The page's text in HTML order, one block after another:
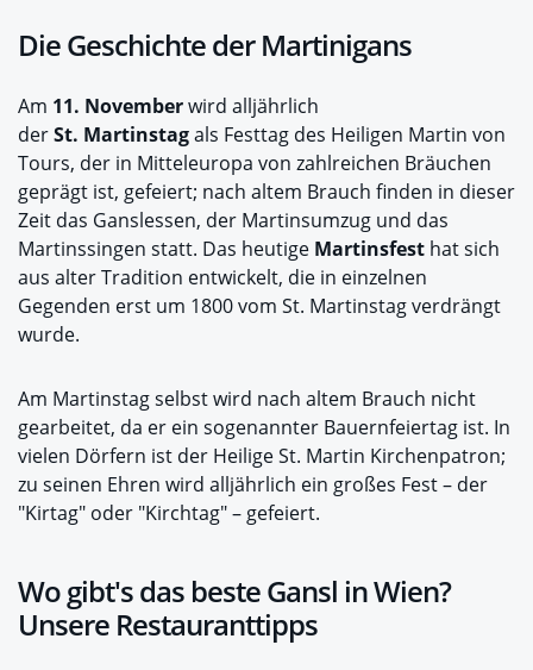
Die Geschichte der Martinigans
Am 11. Novemberwird alljährlich
derSt. Martinstagals Festtag des Heiligen Martin von
Tours, der in Mitteleuropa von zahlreichen Bräuchen
geprägt ist, gefeiert; nach altem Brauch finden in dieser
Zeit das Ganslessen, der Martinsumzug und das
Martinssingen statt. Das heutige Martinsfest hat sich
aus alter Tradition entwickelt, die in einzelnen
Gegenden erst um 1800 vom St. Martinstag verdrängt
wurde.
Am Martinstag selbst wird nach altem Brauch nicht
gearbeitet, da er ein sogenannter Bauernfeiertag ist. In
vielen Dörfern ist der Heilige St. Martin Kirchenpatron;
zu seinen Ehren wird alljährlich ein großes Fest – der
"Kirtag" oder "Kirchtag" – gefeiert.
Wo gibt's das beste Gansl in Wien?
Unsere Restauranttipps